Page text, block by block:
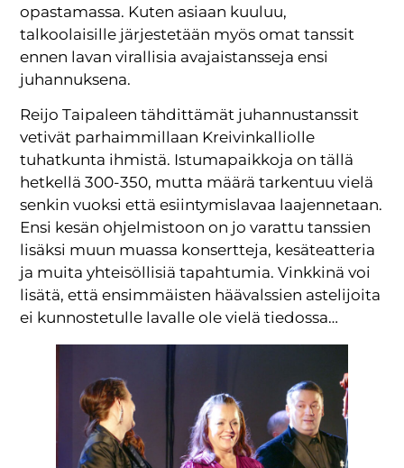
opastamassa. Kuten asiaan kuuluu,
talkoolaisille järjestetään myös omat tanssit
ennen lavan virallisia avajaistansseja ensi
juhannuksena.
Reijo Taipaleen tähdittämät juhannustanssit
vetivät parhaimmillaan Kreivinkalliolle
tuhatkunta ihmistä. Istumapaikkoja on tällä
hetkellä 300-350, mutta määrä tarkentuu vielä
senkin vuoksi että esiintymislavaa laajennetaan.
Ensi kesän ohjelmistoon on jo varattu tanssien
lisäksi muun muassa konsertteja, kesäteatteria
ja muita yhteisöllisiä tapahtumia. Vinkkinä voi
lisätä, että ensimmäisten häävalssien astelijoita
ei kunnostetulle lavalle ole vielä tiedossa…